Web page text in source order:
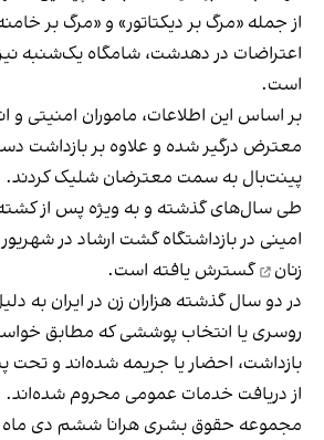
از جمله «مرگ بر دیکتاتور» و «مرگ بر
اعتراضات در دهدشت، شامگاه یک‌شنبه
است.
‏بر اساس این اطلاعات، ماموران امنیتی و
معترض درگیر شده و علاوه بر بازداشت
پینت‌بال به سمت معترضان شلیک کردند.
طی سال‌های گذشته و به ویژه پس از
امینی در بازداشتگاه گشت ارشاد در شهریور ۱۴۰۱،
زنان
گسترش یافته است.
در دو سال گذشته هزاران زن در ایران به
روسری یا انتخاب پوششی که مطابق
بازداشت، احضار یا جریمه شده‌اند و تحت
از دریافت خدمات عمومی محروم شده‌اند.
مجموعه حقوق بشری هرانا ششم دی‌